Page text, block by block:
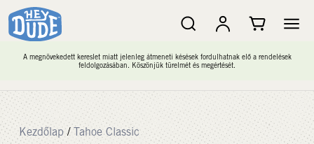
A megnövekedett kereslet miatt jelenleg átmeneti késések fordulhatnak elő a rendelések
feldolgozásában. Köszönjük türelmét és megértését.
Kezdőlap / Tahoe Classic